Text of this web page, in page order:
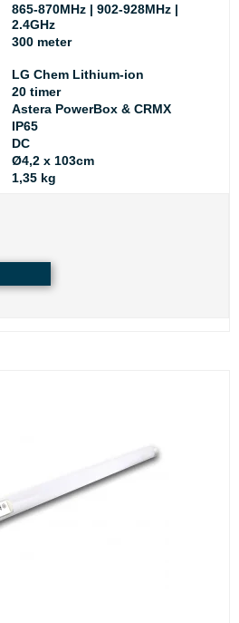
865-870MHz | 902-928MHz |
2.4GHz
300 meter
LG Chem Lithium-ion
20 timer
Astera PowerBox & CRMX
IP65
DC
Ø4,2 x 103cm
1,35 kg